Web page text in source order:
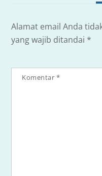
Alamat email Anda
yang wajib ditandai *
Komentar*